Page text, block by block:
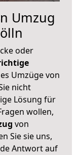
Umzug
oder
Umzüge von
nicht
Lösung für
wollen,
von
Sie sie uns,
Antwort auf